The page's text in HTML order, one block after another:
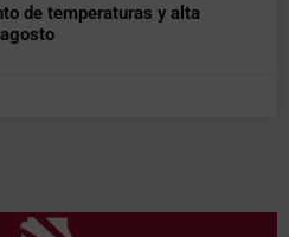
de temperaturas y alta